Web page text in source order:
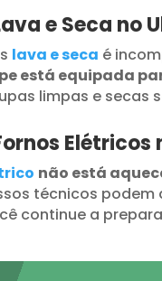
e Seca no
lava e seca é
está equipada
limpas e secas
Elétricos
não está
técnicos
continue a